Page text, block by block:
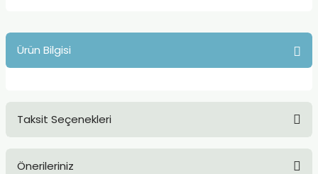
Ürün Bilgisi
Taksit Seçenekleri
Önerileriniz